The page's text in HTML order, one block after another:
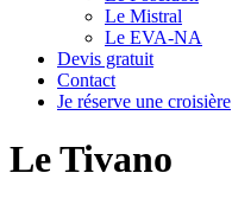
Le Mistral
Le EVA-NA
Devis gratuit
Contact
Je réserve une croisière
Le Tivano